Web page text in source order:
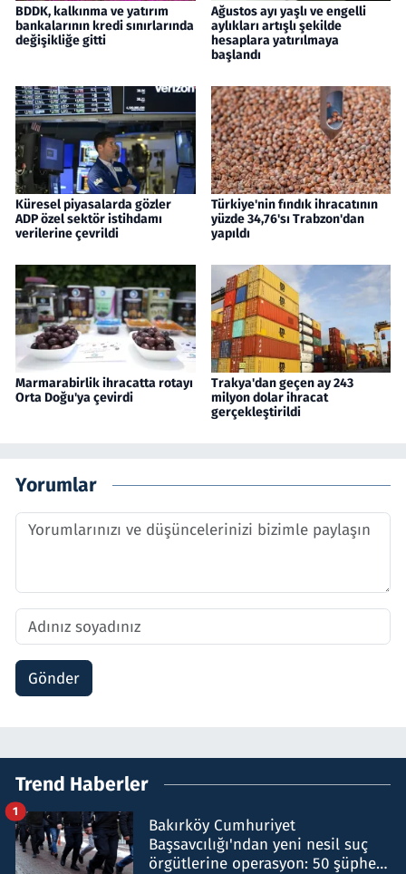
BDDK, kalkınma ve yatırım
bankalarının kredi sınırlarında
değişikliğe gitti
Ağustos ayı yaşlı ve engelli
aylıkları artışlı şekilde
hesaplara yatırılmaya
başlandı
Küresel piyasalarda gözler
ADP özel sektör istihdamı
verilerine çevrildi
Türkiye'nin fındık ihracatının
yüzde 34,76'sı Trabzon'dan
yapıldı
Marmarabirlik ihracatta rotayı
Orta Doğu'ya çevirdi
Trakya'dan geçen ay 243
milyon dolar ihracat
gerçekleştirildi
Yorumlar
Gönder
Trend Haberler
Bakırköy Cumhuriyet
Başsavcılığı'ndan yeni nesil suç
örgütlerine operasyon: 50 şüpheli
1